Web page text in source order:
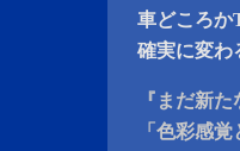
車どころか
確実に変わ
『まだ新
「色彩感